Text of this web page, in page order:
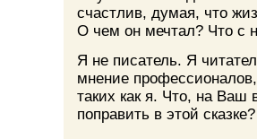
счастлив, думая, что
О чем он мечтал? Что
Я не писатель. Я
мнение
таких как я. Что, на Ваш
поправить в этой сказке?